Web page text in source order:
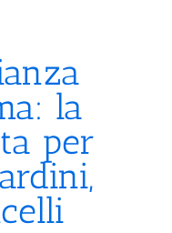
la
per